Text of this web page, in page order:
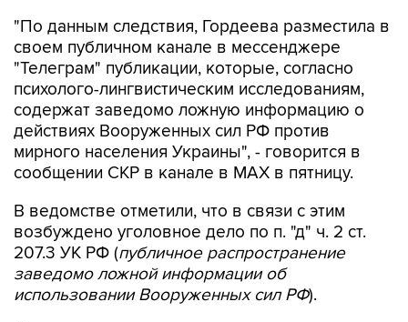
"По данным следствия, Гордеева разместила в
своем публичном канале в мессенджере
"Телеграм" публикации, которые, согласно
психолого-лингвистическим исследованиям,
содержат заведомо ложную информацию о
действиях Вооруженных сил РФ против
мирного населения Украины", - говорится в
сообщении СКР в канале в MAX в пятницу.
В ведомстве отметили, что в связи с этим
возбуждено уголовное дело по п. "д" ч. 2 ст.
207.3 УК РФ (публичное распространение
заведомо ложной информации об
использовании Вооруженных сил РФ).